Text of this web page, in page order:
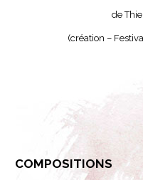
de
(création –
compositions